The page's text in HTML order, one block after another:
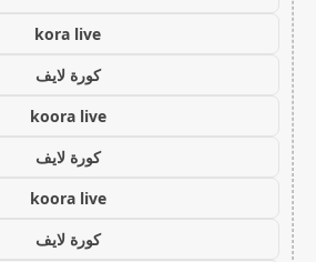
kora live
كورة لايف
koora live
كورة لايف
koora live
كورة لايف